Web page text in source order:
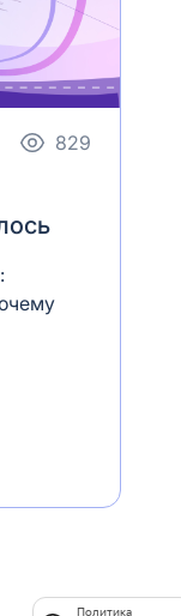
829
Политика